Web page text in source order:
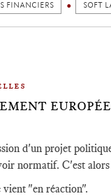
FINANCIERS SOFT
d'un projet
normatif. C'est alors
"en réaction".